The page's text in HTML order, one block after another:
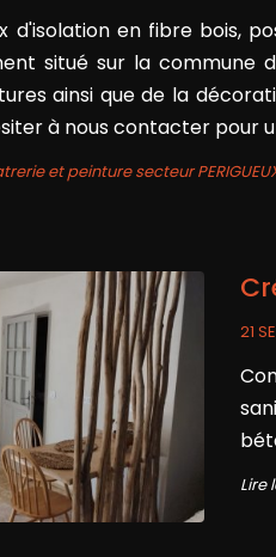
d'isolation en fibre bois,
situé sur la commune
ainsi que de la
à nous contacter pour
et peinture secteur
21
Lire